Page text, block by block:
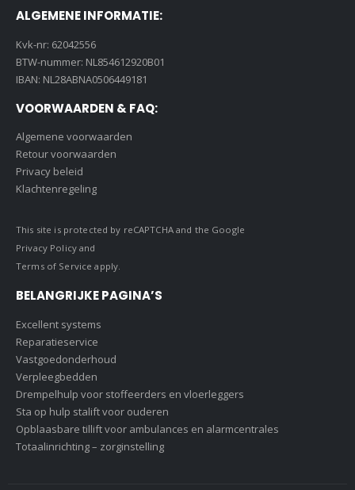
ALGEMENE INFORMATIE:
Kvk-nr: 62042556
BTW-nummer: NL854612920B01
IBAN: NL28ABNA0506449181
VOORWAARDEN & FAQ:
Algemene voorwaarden
Retour voorwaarden
Privacy beleid
Klachtenregeling
This site is protected by reCAPTCHA and the Google
Privacy Policyand
Terms of Service apply.
BELANGRIJKE PAGINA’S
Excellent systems
Reparatieservice
Vastgoedonderhoud
Verpleegbedden
Drempelhulp voor stoffeerders en vloerleggers
Sta op hulp stalift voor ouderen
Opblaasbare tillift voor ambulances en alarmcentrales
Totaalinrichting – zorginstelling